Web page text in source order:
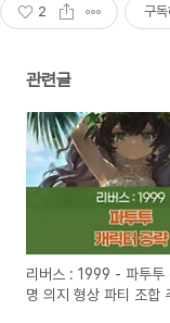
2 구독
관련글
리버스 : 1999 - 파투투
명 의지 형상 파티 조합